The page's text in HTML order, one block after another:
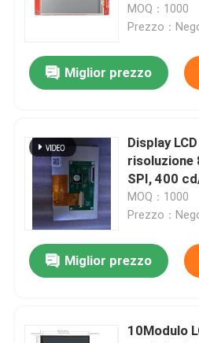
sfioramento
MOQ：1000
Prezzo：
Miglior prezzo
Display
SPI, 400
ST7262
MOQ：1000
Prezzo：
Miglior prezzo
10Modulo